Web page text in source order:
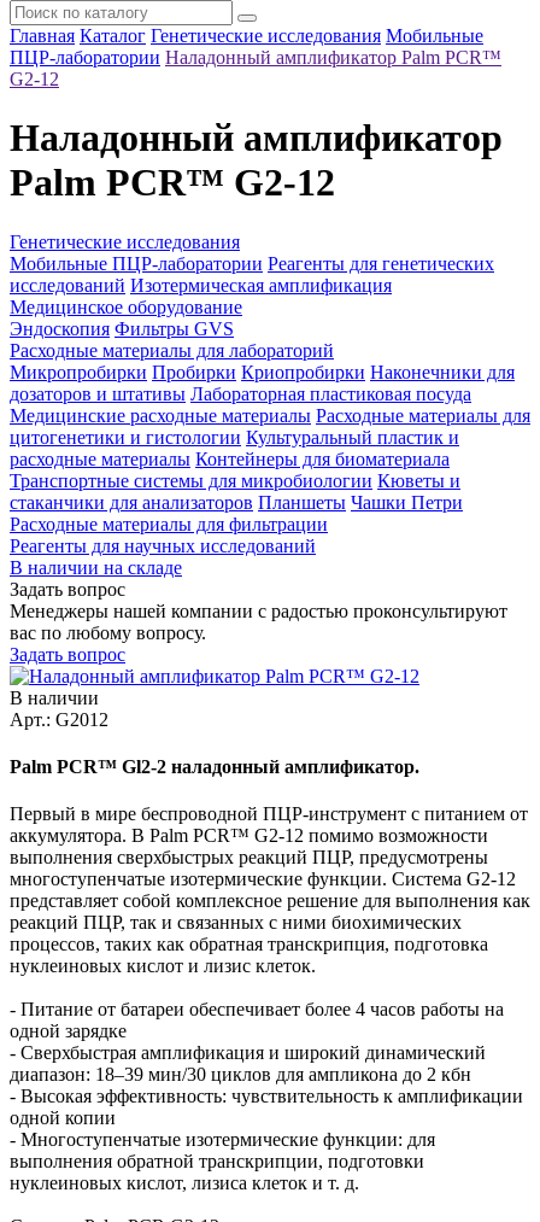
Главная Каталог Генетические исследования Мобильные
ПЦР-лаборатории Наладонный амплификатор Palm PCR™
G2-12
Наладонный амплификатор
Palm PCR™ G2-12
Генетические исследования
Мобильные ПЦР-лаборатории Реагенты для генетических
исследований Изотермическая амплификация
Медицинское оборудование
Эндоскопия Фильтры GVS
Расходные материалы для лабораторий
Микропробирки Пробирки Криопробирки Наконечники для
дозаторов и штативы Лабораторная пластиковая посуда
Медицинские расходные материалы Расходные материалы для
цитогенетики и гистологии Культуральный пластик и
расходные материалы Контейнеры для биоматериала
Транспортные системы для микробиологии Кюветы и
стаканчики для анализаторов Планшеты Чашки Петри
Расходные материалы для фильтрации
Реагенты для научных исследований
В наличии на складе
Задать вопрос
Менеджеры нашей компании с радостью проконсультируют
вас по любому вопросу.
Задать вопрос
В наличии
Арт.: G2012
Palm PCR™ Gl2-2 наладонный амплификатор.
Первый в мире беспроводной ПЦР-инструмент с питанием от
аккумулятора. В Palm PCR™ G2-12 помимо возможности
выполнения сверхбыстрых реакций ПЦР, предусмотрены
многоступенчатые изотермические функции. Система G2-12
представляет собой комплексное решение для выполнения как
реакций ПЦР, так и связанных с ними биохимических
процессов, таких как обратная транскрипция, подготовка
нуклеиновых кислот и лизис клеток.
- Питание от батареи обеспечивает более 4 часов работы на
одной зарядке
- Сверхбыстрая амплификация и широкий динамический
диапазон: 18–39 мин/30 циклов для ампликона до 2 кбн
- Высокая эффективность: чувствительность к амплификации
одной копии
- Многоступенчатые изотермические функции: для
выполнения обратной транскрипции, подготовки
нуклеиновых кислот, лизиса клеток и т. д.